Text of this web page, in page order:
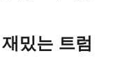
밌는 트럼